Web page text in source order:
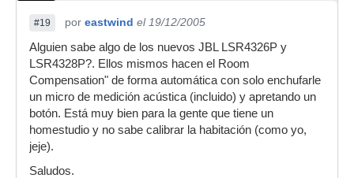
#19 por eastwind el 19/12/2005
Alguien sabe algo de los nuevos JBL LSR4326P y
LSR4328P?. Ellos mismos hacen el Room
Compensation" de forma automática con solo enchufarle
un micro de medición acústica (incluido) y apretando un
botón. Está muy bien para la gente que tiene un
homestudio y no sabe calibrar la habitación (como yo,
jeje).
Saludos.